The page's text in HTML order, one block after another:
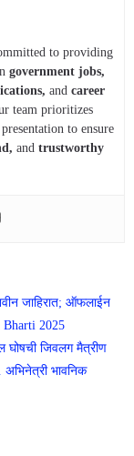
to providing
government jobs,
and career
team prioritizes
to ensure
andtrustworthy
नवीन जाहिरात; ऑफलाईन
Bharti 2025
घोषची जिवलग मैत्रीण
भावनिक